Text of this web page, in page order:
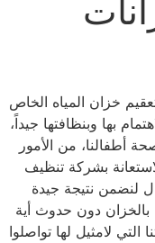
خزان المياه الخاص
بها وبنظافتها جيداً،
أطفالنا، من الأمور
بشركة تنظيف
لنضمن نتيجة جيدة
بالخزان دون حدوث أية
لامثيل لها تواصلوا